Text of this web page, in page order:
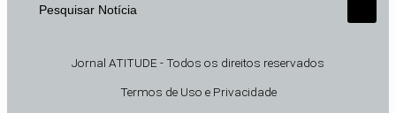
Pesquisar Notícia
Jornal ATITUDE - Todos os direitos reservados
Termos de Uso e Privacidade